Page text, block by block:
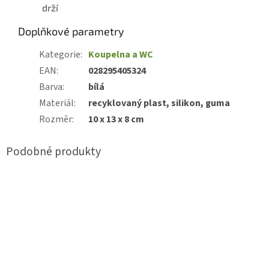
drží
Doplňkové parametry
Kategorie: Koupelna a WC
EAN:
028295405324
Barva:
bílá
Materiál:
recyklovaný plast, silikon, guma
Rozměr: 10 x 13 x 8 cm